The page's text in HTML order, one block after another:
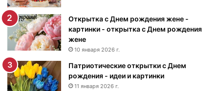
и
с
Д
н
м
р
о
ж
Открытка с Днем рождения жене -
картинки - открытка с Днем рождения
жене
10 января 2026 г.
Патриотические открытки с Днем
рождения - идеи и картинки
11 января 2026 г.